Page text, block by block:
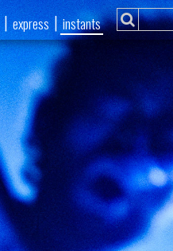
| express | instants